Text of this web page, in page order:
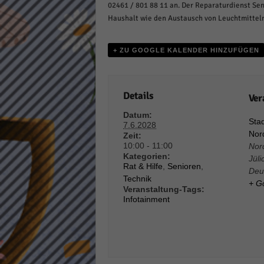
02461 / 801 88 11 an. Der Reparaturdienst
Haushalt wie den Austausch von
+ ZU GOOGLE KALENDER HINZUFÜGEN
Details
Datum:
7.6.2028
Zeit:
10:00 - 11:00
Kategorien:
Rat & Hilfe
Senioren
Technik
Veranstaltung-Tags:
Infotainment
+
wie